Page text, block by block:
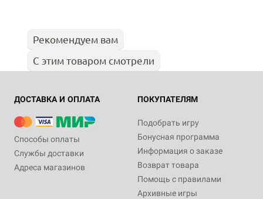
Рекомендуем вам
С этим товаром смотрели
ДОСТАВКА И ОПЛАТА
Способы оплаты
Службы доставки
Адреса магазинов
ПОКУПАТЕЛЯМ
Подобрать игру
Бонусная программа
Информация о заказе
Возврат товара
Помощь с правилами
Архивные игры